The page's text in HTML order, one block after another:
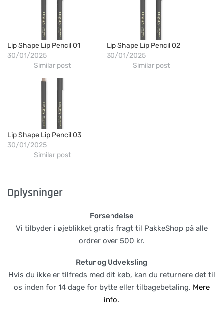
Lip Shape Lip Pencil 01
30/01/2025
Similar post
Lip Shape Lip Pencil 02
30/01/2025
Similar post
Lip Shape Lip Pencil 03
30/01/2025
Similar post
Oplysninger
Forsendelse
Vi tilbyder i øjeblikket gratis fragt til PakkeShop på alle
ordrer over 500 kr.
Retur og Udveksling
Hvis du ikke er tilfreds med dit køb, kan du returnere det til
os inden for 14 dage for bytte eller tilbagebetaling. Mere
info.